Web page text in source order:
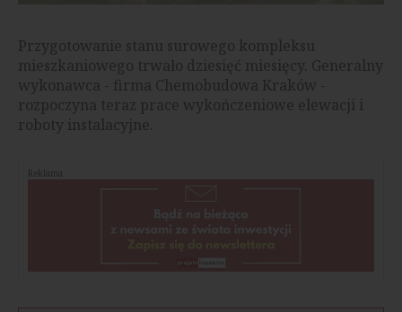
Przygotowanie stanu surowego kompleksu
mieszkaniowego trwało dziesięć miesięcy. Generalny
wykonawca - firma Chemobudowa Kraków -
rozpoczyna teraz prace wykończeniowe elewacji i
roboty instalacyjne.
Reklama